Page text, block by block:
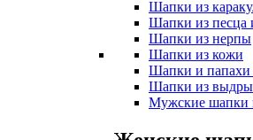
Шапки из
Шапки из песца
Шапки из нерпы
Шапки из кожи
Шапки и папахи
Шапки из выдры
Мужские шапки